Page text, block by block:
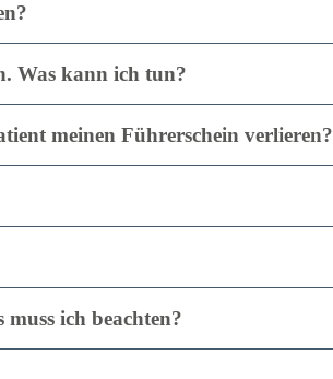
Was kann ich tun?
meinen Führerschein verlieren?
ich beachten?